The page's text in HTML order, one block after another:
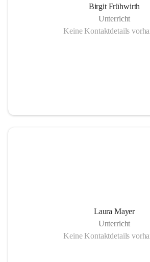
Birgit Frühwirth
Unterricht
Keine Kontaktdetails
Laura Mayer
Unterricht
Keine Kontaktdetails